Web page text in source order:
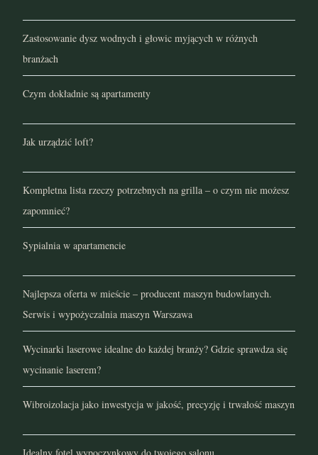
Zastosowanie dysz wodnych i głowic myjących w różnych
branżach
Czym dokładnie są apartamenty
Jak urządzić loft?
Kompletna lista rzeczy potrzebnych na grilla – o czym nie możesz
zapomnieć?
Sypialnia w apartamencie
Najlepsza oferta w mieście – producent maszyn budowlanych.
Serwis i wypożyczalnia maszyn Warszawa
Wycinarki laserowe idealne do każdej branży? Gdzie sprawdza się
wycinanie laserem?
Wibroizolacja jako inwestycja w jakość, precyzję i trwałość maszyn